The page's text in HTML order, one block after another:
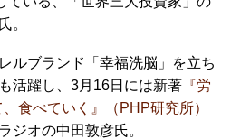
。
ルブランド「幸福洗脳」を立ち
活躍し、3月16日には新著 『労
食べていく』（PHP研究所）
ジオの中田敦彦氏。